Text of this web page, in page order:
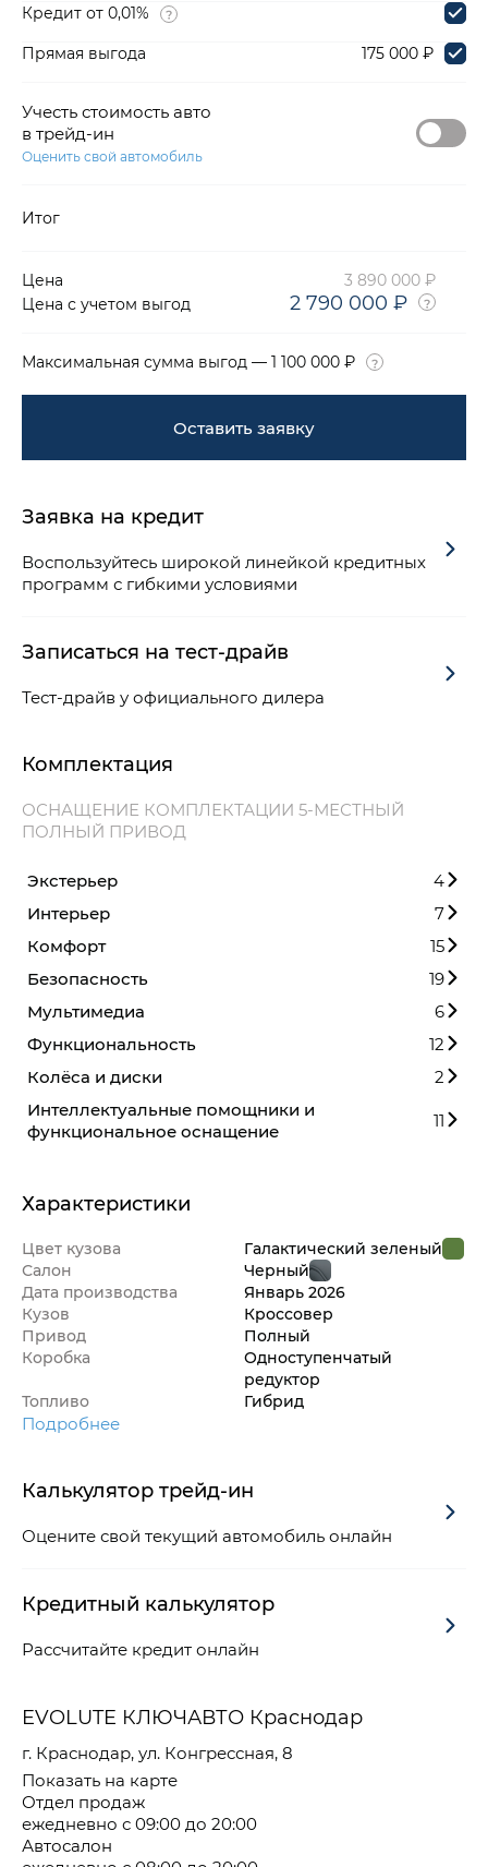
Кредит от 0,01%
Прямая выгода
175 000 ₽
Учесть стоимость авто
в трейд-ин
Оценить свой автомобиль
Итог
Цена
3 890 000 ₽
Цена с учетом выгод
2 790 000 ₽
Максимальная сумма выгод — 1 100 000 ₽
Оставить заявку
Заявка на кредит
Воспользуйтесь широкой линейкой кредитных
программ с гибкими условиями
Записаться на тест-драйв
Тест-драйв у официального дилера
Комплектация
ОСНАЩЕНИЕ КОМПЛЕКТАЦИИ 5-МЕСТНЫЙ
ПОЛНЫЙ ПРИВОД
Экстерьер
4
Интерьер
7
Комфорт
15
Безопасность
19
Мультимедиа
6
Функциональность
12
Колёса и диски
2
Интеллектуальные помощники и
функциональное оснащение
11
Характеристики
Цвет кузова
Галактический зеленый
Салон
Черный
Дата производства
Январь 2026
Кузов
Кроссовер
Привод
Полный
Коробка
Одноступенчатый
редуктор
Топливо
Гибрид
Подробнее
Калькулятор трейд-ин
Оцените свой текущий автомобиль онлайн
Кредитный калькулятор
Рассчитайте кредит онлайн
EVOLUTE КЛЮЧАВТО Краснодар
г. Краснодар, ул. Конгрессная, 8
Показать на карте
Отдел продаж
ежедневно с 09:00 до 20:00
Автосалон